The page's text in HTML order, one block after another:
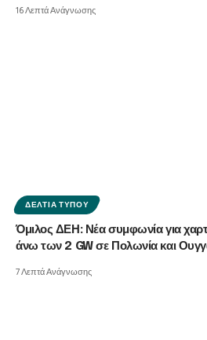
16 Λεπτά Ανάγνωσης
ΔΕΛΤΊΑ ΤΎΠΟΥ
Όμιλος ΔΕΗ: Νέα συμφωνία για
άνω των 2 GW σε Πολωνία και
7 Λεπτά Ανάγνωσης